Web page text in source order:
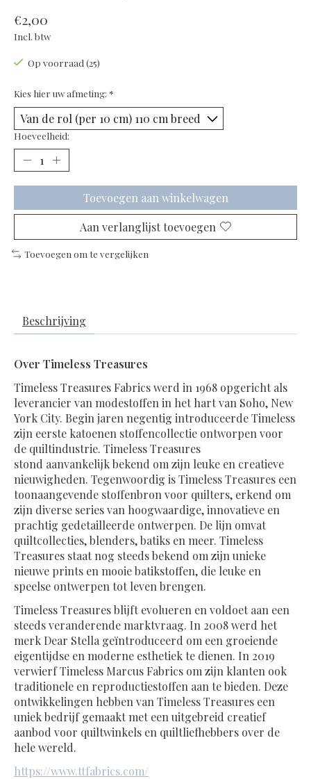
€2,00
Incl. btw
Op voorraad (25)
Kies hier uw afmeting: *
Hoeveelheid:
Toevoegen aan winkelwagen
Aan verlanglijst toevoegen
Toevoegen om te vergelijken
Beschrijving
Over Timeless Treasures
Timeless Treasures Fabrics werd in 1968 opgericht als
leverancier van modestoffen in het hart van Soho, New
York City. Begin jaren negentig introduceerde Timeless
zijn eerste katoenen stoffencollectie ontworpen voor
de quiltindustrie. Timeless Treasures
stond aanvankelijk bekend om zijn leuke en creatieve
nieuwigheden. Tegenwoordig is Timeless Treasures een
toonaangevende stoffenbron voor quilters, erkend om
zijn diverse series van hoogwaardige, innovatieve en
prachtig gedetailleerde ontwerpen. De lijn omvat
quiltcollecties, blenders, batiks en meer. Timeless
Treasures staat nog steeds bekend om zijn unieke
nieuwe prints en mooie batikstoffen, die leuke en
speelse ontwerpen tot leven brengen.
Timeless Treasures blijft evolueren en voldoet aan een
steeds veranderende marktvraag. In 2008 werd het
merk Dear Stella geïntroduceerd om een ​​groeiende
eigentijdse en moderne esthetiek te dienen. In 2019
verwierf Timeless Marcus Fabrics om zijn klanten ook
traditionele en reproductiestoffen aan te bieden. Deze
ontwikkelingen hebben van Timeless Treasures een
uniek bedrijf gemaakt met een uitgebreid creatief
aanbod voor quiltwinkels en quiltliefhebbers over de
hele wereld.
https://www.ttfabrics.com/